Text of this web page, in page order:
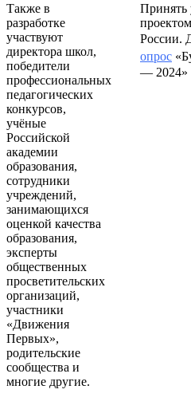
Также в
разработке
участвуют
директора школ,
победители
профессиональных
педагогических
конкурсов,
учёные
Российской
академии
образования,
сотрудники
учреждений,
занимающихся
оценкой качества
образования,
эксперты
общественных
просветительских
организаций,
участники
«Движения
Первых»,
родительские
сообщества и
многие другие.
Принять
России.
опрос
— 2024»